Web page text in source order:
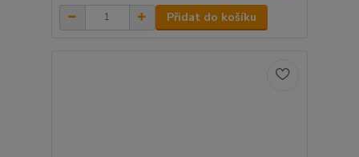
Přidat do košíku